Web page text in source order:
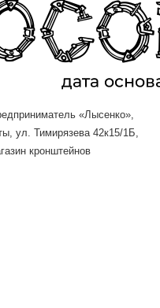
«Лысенко»,
ул. Тимирязева 42к15/1Б,
кронштейнов